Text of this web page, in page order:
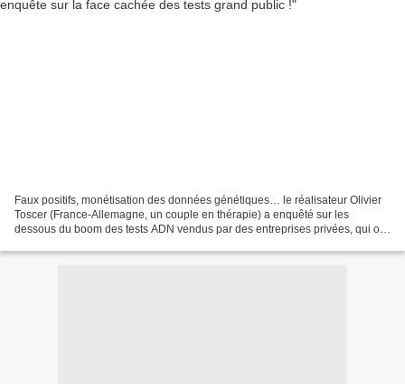
Faux positifs, monétisation des données génétiques… le réalisateur Olivier
Toscer (France-Allemagne, un couple en thérapie) a enquêté sur les
dessous du boom des tests ADN vendus par des entreprises privées, qui ont